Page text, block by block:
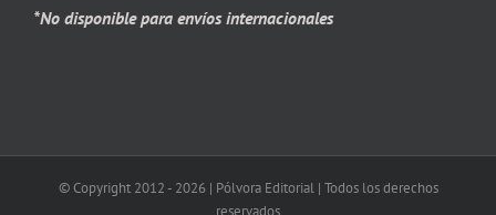
*No disponible para envíos internacionales
© Copyright 2012 - 2026 | Pólvora Editorial | Todos los derechos
reservados